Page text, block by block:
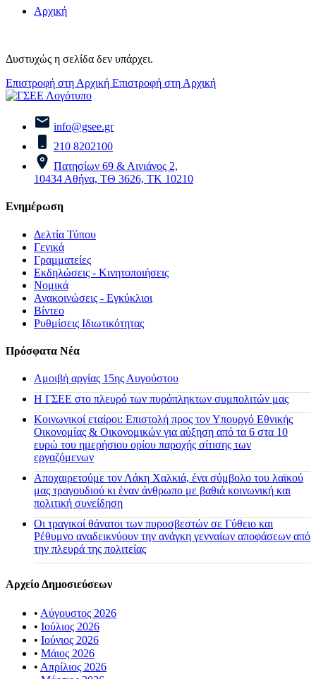
Αρχική
Δυστυχώς η σελίδα δεν υπάρχει.
Επιστροφή στη Αρχική Επιστροφή στη Αρχική
info@gsee.gr
210 8202100
Πατησίων 69 & Αινιάνος 2,
10434 Αθήνα, ΤΘ 3626, ΤΚ 10210
Ενημέρωση
Δελτία Τύπου
Γενικά
Γραμματείες
Εκδηλώσεις - Κινητοποιήσεις
Νομικά
Ανακοινώσεις - Εγκύκλιοι
Βίντεο
Ρυθμίσεις Ιδιωτικότητας
Πρόσφατα Νέα
Αμοιβή αργίας 15ης Αυγούστου
H ΓΣΕΕ στο πλευρό των πυρόπληκτων συμπολιτών μας
Κοινωνικοί εταίροι: Επιστολή προς τον Υπουργό Εθνικής
Οικονομίας & Οικονομικών για αύξηση από τα 6 στα 10
ευρώ του ημερήσιου ορίου παροχής σίτισης των
εργαζόμενων
Αποχαιρετούμε τον Λάκη Χαλκιά, ένα σύμβολο του λαϊκού
μας τραγουδιού κι έναν άνθρωπο με βαθιά κοινωνική και
πολιτική συνείδηση
Οι τραγικοί θάνατοι των πυροσβεστών σε Γύθειο και
Ρέθυμνο αναδεικνύουν την ανάγκη γενναίων αποφάσεων από
την πλευρά της πολιτείας
Αρχείο Δημοσιεύσεων
• Αύγουστος 2026
• Ιούλιος 2026
• Ιούνιος 2026
• Μάιος 2026
• Απρίλιος 2026